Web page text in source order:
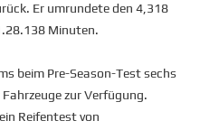
Er umrundete den 4,318
Minuten.
beim Pre-Season-Test sechs
zur Verfügung.
Reifentest von